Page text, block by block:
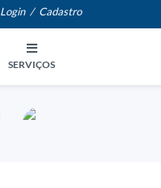
Login / Cadastro
SERVIÇOS